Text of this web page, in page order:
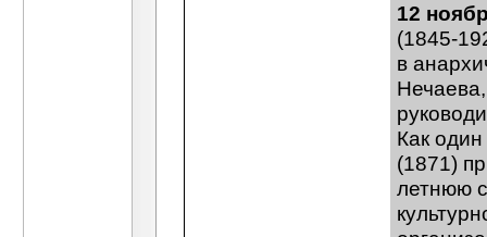
12
(1845-
в
Как
(1871)
летнюю